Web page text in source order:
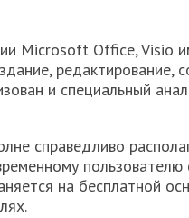
Microsoft Office, Visio
редактирование,
и специальный
справедливо
на бесплатной